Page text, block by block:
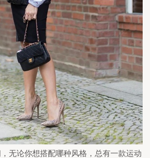
无论你想搭配哪种风格，总有一款运动